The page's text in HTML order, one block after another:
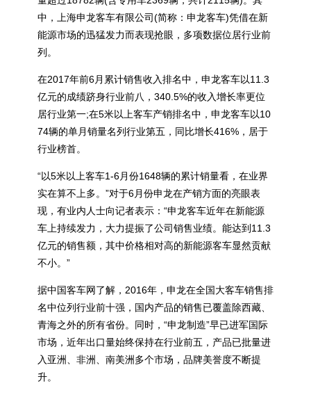
中，上海申龙客车有限公司(简称：申龙客车)凭借在新
能源市场的迅猛发力而表现抢眼，多项数据位居行业前
列。
在2017年前6月累计销售收入排名中，申龙客车以11.3
亿元的成绩跻身行业前八，340.5%的收入增长率更位
居行业第一;在5米以上客车产销排名中，申龙客车以10
74辆的单月销量名列行业第五，同比增长416%，居于
行业榜首。
“以5米以上客车1-6月份1648辆的累计销量看，在业界
实在算不上多。”对于6月份申龙在产销方面的亮眼表
现，有业内人士向记者表示：“申龙客车近年在新能源
车上持续发力，大力提振了公司销售业绩。能达到11.3
亿元的销售额，其中价格相对高的新能源客车显然贡献
不小。”
据中国客车网了解，2016年，申龙在全国大客车销售排
名中位列行业前十强，国内产品的销售已覆盖除西藏、
青海之外的所有省份。同时，“申龙制造”早已进军国际
市场，近年出口量始终保持在行业前五，产品已批量进
入亚洲、非洲、南美洲多个市场，品牌美誉度不断提
升。